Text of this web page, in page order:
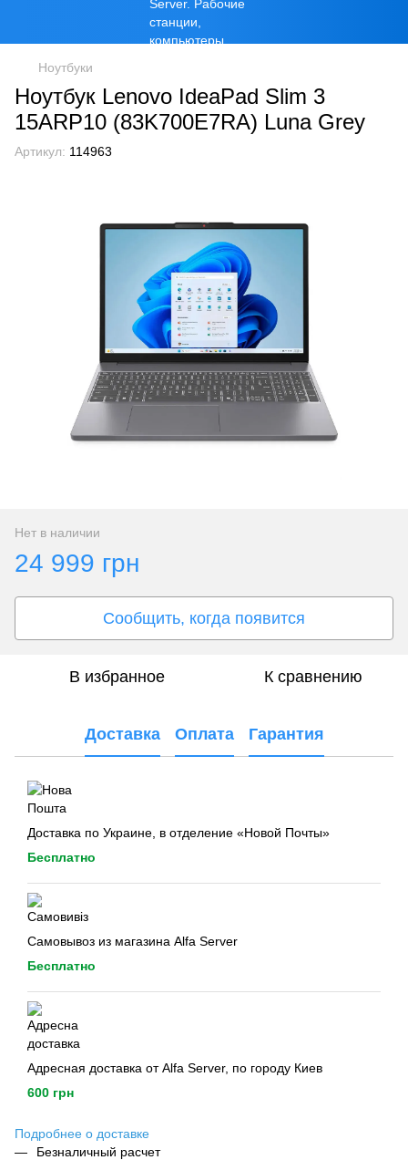
Ноутбуки
Ноутбук Lenovo IdeaPad Slim 3
15ARP10 (83K700E7RA) Luna Grey
Артикул: 114963
Нет в наличии
24 999 грн
Сообщить, когда появится
В избранное К сравнению
Доставка Оплата Гарантия
Доставка по Украине, в отделение «Новой Почты»
Бесплатно
Самовывоз из магазина Alfa Server
Бесплатно
Адресная доставка от Alfa Server, по городу Киев
600 грн
Подробнее о доставке
Безналичный расчет